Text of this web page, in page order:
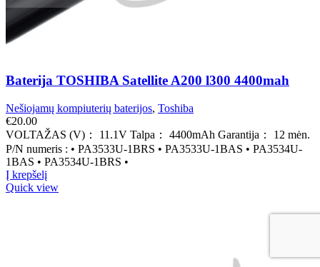
Baterija TOSHIBA Satellite A200 l300 4400mah
Nešiojamų kompiuterių baterijos, Toshiba
€20.00
VOLTAŽAS (V)： 11.1V Talpa： 4400mAh Garantija： 12 mėn.
P/N numeris : • PA3533U-1BRS • PA3533U-1BAS • PA3534U-
1BAS • PA3534U-1BRS •
Į krepšelį
Quick view